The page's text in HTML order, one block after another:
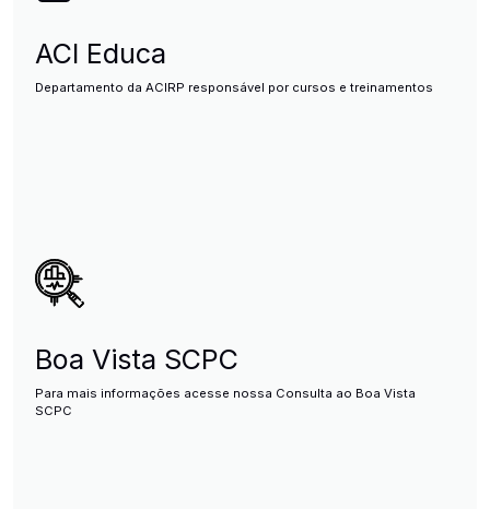
ACI Educa
Departamento da ACIRP responsável por cursos e treinamentos
Boa Vista SCPC
Para mais informações acesse nossa Consulta ao Boa Vista
SCPC